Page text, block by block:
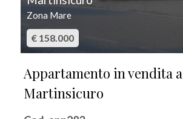
Zona Mare
€ 158.000
Appartamento in vendita a
Martinsicuro